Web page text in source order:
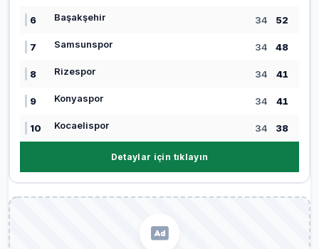
6 Başakşehir 34 52
7 Samsunspor 34 48
8 Rizespor 34 41
9 Konyaspor 34 41
10 Kocaelispor 34 38
Detaylar için tıklayın